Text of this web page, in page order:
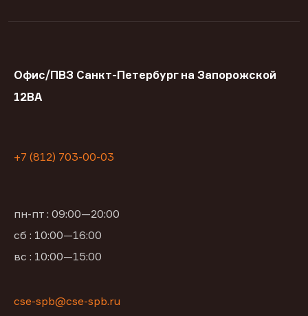
Офис/ПВЗ Санкт-Петербург на Запорожской
12ВА
+7 (812) 703-00-03
пн-пт : 09:00—20:00
сб : 10:00—16:00
вс : 10:00—15:00
cse-spb@cse-spb.ru